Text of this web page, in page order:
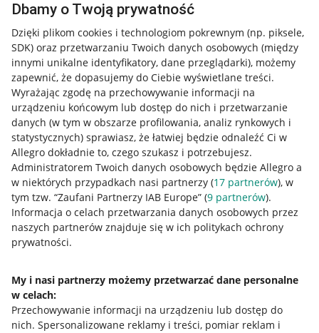
Dbamy o Twoją prywatność
Dzięki plikom cookies i technologiom pokrewnym (np. piksele,
SDK) oraz przetwarzaniu Twoich danych osobowych (między
innymi unikalne identyfikatory, dane przeglądarki), możemy
zapewnić, że dopasujemy do Ciebie wyświetlane treści.
Wyrażając zgodę na przechowywanie informacji na
urządzeniu końcowym lub dostęp do nich i przetwarzanie
danych (w tym w obszarze profilowania, analiz rynkowych i
statystycznych) sprawiasz, że łatwiej będzie odnaleźć Ci w
Allegro dokładnie to, czego szukasz i potrzebujesz.
Administratorem Twoich danych osobowych będzie Allegro a
w niektórych przypadkach nasi partnerzy (17 partnerów), w
tym tzw. “Zaufani Partnerzy IAB Europe” (9 partnerów).
Informacja o celach przetwarzania danych osobowych przez
naszych partnerów znajduje się w ich politykach ochrony
prywatności.
My i nasi partnerzy możemy przetwarzać dane personalne
w celach:
Przechowywanie informacji na urządzeniu lub dostęp do
nich. Spersonalizowane reklamy i treści, pomiar reklam i
Przydatne informacje
Jak to działa
Allegro Gadane dla sprzedających
Allegro Gadane dla kupujących